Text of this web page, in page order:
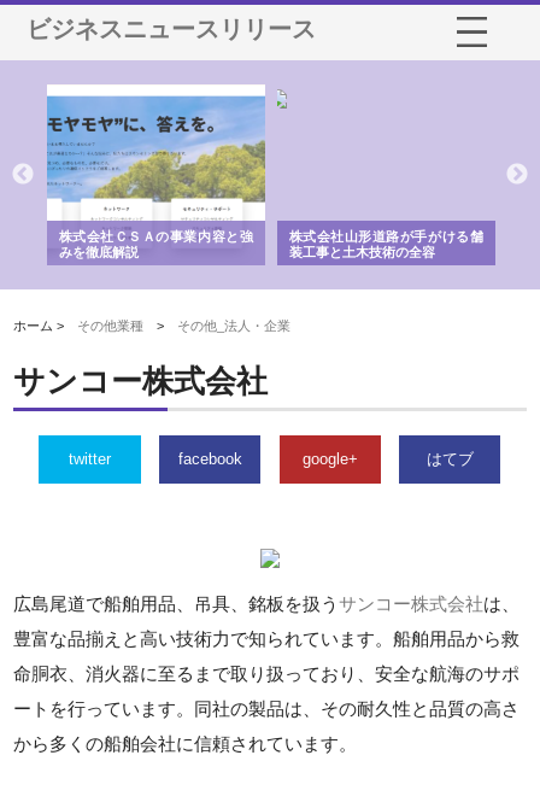
ビジネスニュースリリース
株式会社ＣＳＡの事業内容と強
みを徹底解説
株式会社山形道路が手がける舗
装工事と土木技術の全容
ホーム > その他業種 > その他_法人・企業
サンコー株式会社
twitter facebook google+ はてブ
広島尾道で船舶用品、吊具、銘板を扱うサンコー株式会社は、
豊富な品揃えと高い技術力で知られています。船舶用品から救
命胴衣、消火器に至るまで取り扱っており、安全な航海のサポ
ートを行っています。同社の製品は、その耐久性と品質の高さ
から多くの船舶会社に信頼されています。